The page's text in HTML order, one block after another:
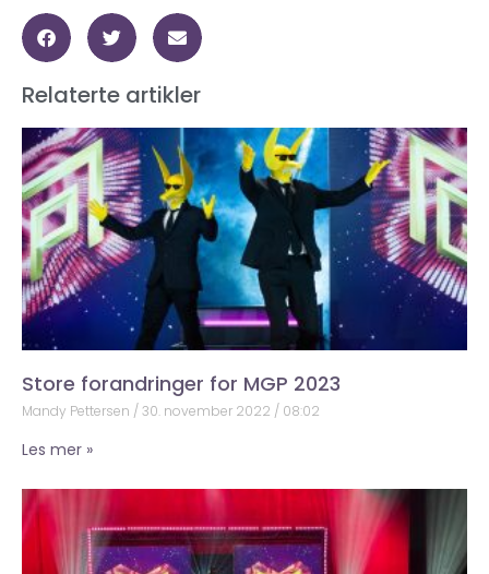
Relaterte artikler
Store forandringer for MGP 2023
Mandy Pettersen 30. november 2022 08:02
Les mer »